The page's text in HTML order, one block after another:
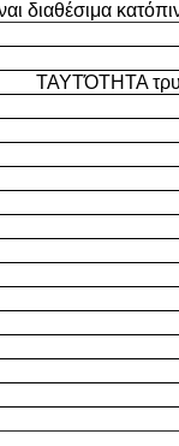
διαθέσιμα
ΤΑΥΤΌΤΗΤΑ